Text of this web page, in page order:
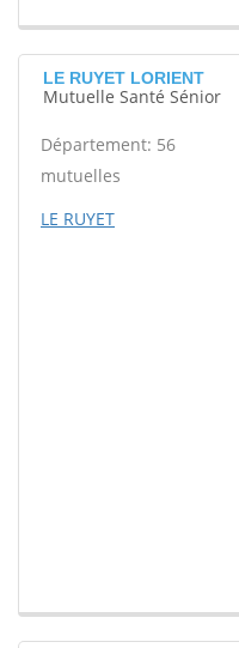
LE RUYET LORIENT
Mutuelle Santé Sénior
Département: 56
mutuelles
LE RUYET